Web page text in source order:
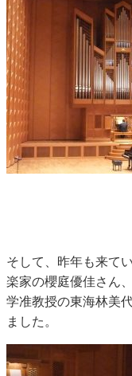
そして、昨年も来て
楽家の櫻庭優佳さん
学准教授の東海林美
ました。